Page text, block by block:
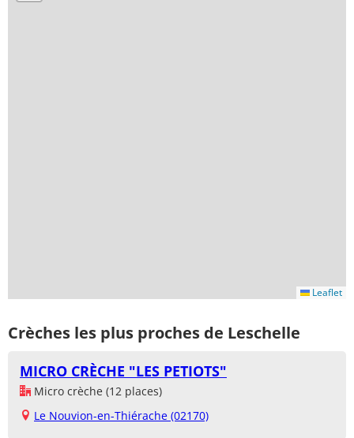
Leaflet
Crèches les plus proches de Leschelle
MICRO CRÈCHE "LES PETIOTS"
Micro crèche (12 places)
Le Nouvion-en-Thiérache (02170)